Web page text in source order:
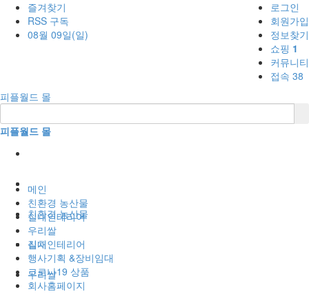
즐겨찾기
RSS 구독
08월 09일(일)
로그인
회원가입
정보찾기
쇼핑 1
커뮤니티
접속 38
피플월드 몰
피플월드 몰
친환경 농산물
실내인테리어
우리쌀
메인
친환경 농산물
실내인테리어
우리쌀
김치
행사기획 &장비임대
코로나19 상품
회사홈페이지